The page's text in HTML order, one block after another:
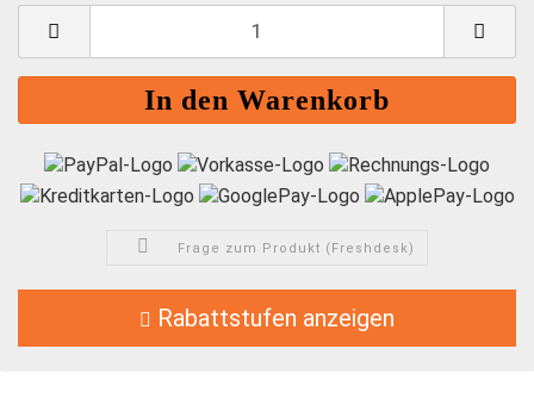
Frage zum Produkt (Freshdesk)
Rabattstufen anzeigen